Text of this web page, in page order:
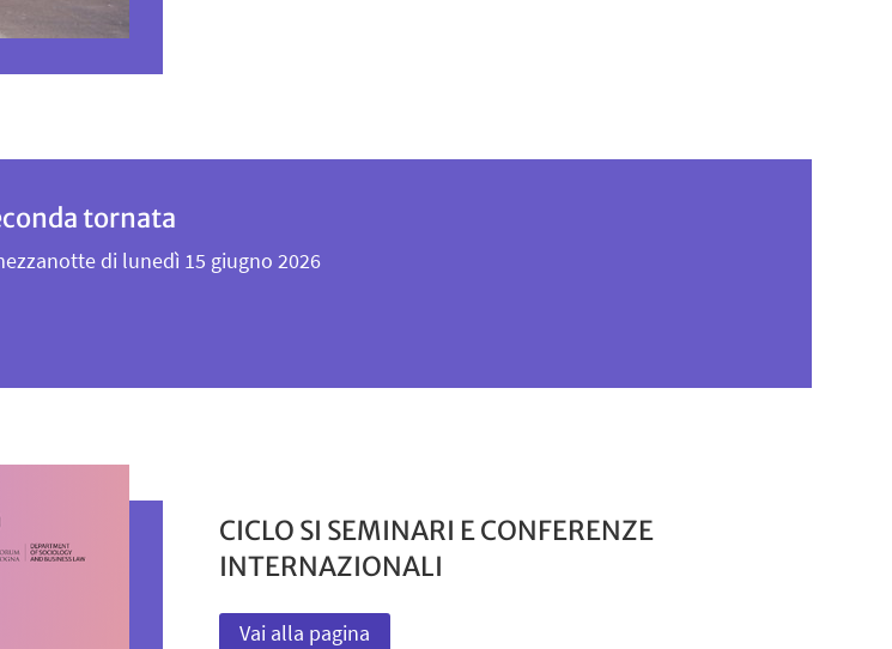
tornata
di lunedì 15 giugno 2026
CICLO SI SEMINARI E CONFERENZE
INTERNAZIONALI
Vai alla pagina